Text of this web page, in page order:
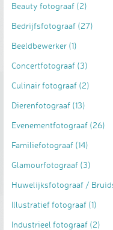
Beauty fotograaf(2)
Bedrijfsfotograaf(27)
Beeldbewerker(1)
Concertfotograaf(3)
Culinair fotograaf(2)
Dierenfotograaf(13)
Evenementfotograaf(26)
Familiefotograaf(14)
Glamourfotograaf(3)
Huwelijksfotograaf /
Illustratief fotograaf(1)
Industrieel fotograaf(2)